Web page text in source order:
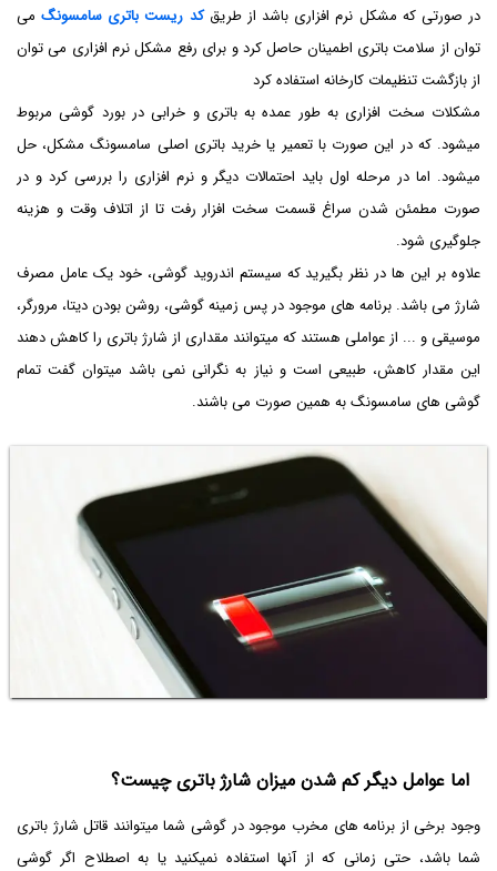
در صورتی که مشکل نرم افزاری باشد از طریق کد ریست باتری سامسونگ می
توان از سلامت باتری اطمینان حاصل کرد و برای رفع مشکل نرم افزاری می توان
از بازگشت تنظیمات کارخانه استفاده کرد
مشکلات سخت افزاری به طور عمده به باتری و خرابی در بورد گوشی مربوط
میشود. که در این صورت با تعمیر یا خرید باتری اصلی سامسونگ مشکل، حل
میشود. اما در مرحله اول باید احتمالات دیگر و نرم افزاری را بررسی کرد و در
صورت مطمئن شدن سراغ قسمت سخت افزار رفت تا از اتلاف وقت و هزینه
جلوگیری شود.
علاوه بر این ها در نظر بگیرید که سیستم اندروید گوشی، خود یک عامل مصرف
شارژ می باشد. برنامه های موجود در پس زمینه گوشی، روشن بودن دیتا، مرورگر،
موسیقی و ... از عواملی هستند که میتوانند مقداری از شارژ باتری را کاهش دهند
این مقدار کاهش، طبیعی است و نیاز به نگرانی نمی باشد میتوان گفت تمام
گوشی های سامسونگ به همین صورت می باشند.
اما عوامل دیگر کم شدن میزان شارژ باتری چیست؟
وجود برخی از برنامه های مخرب موجود در گوشی شما میتوانند قاتل شارژ باتری
شما باشد، حتی زمانی که از آنها استفاده نمیکنید یا به اصطلاح اگر گوشی